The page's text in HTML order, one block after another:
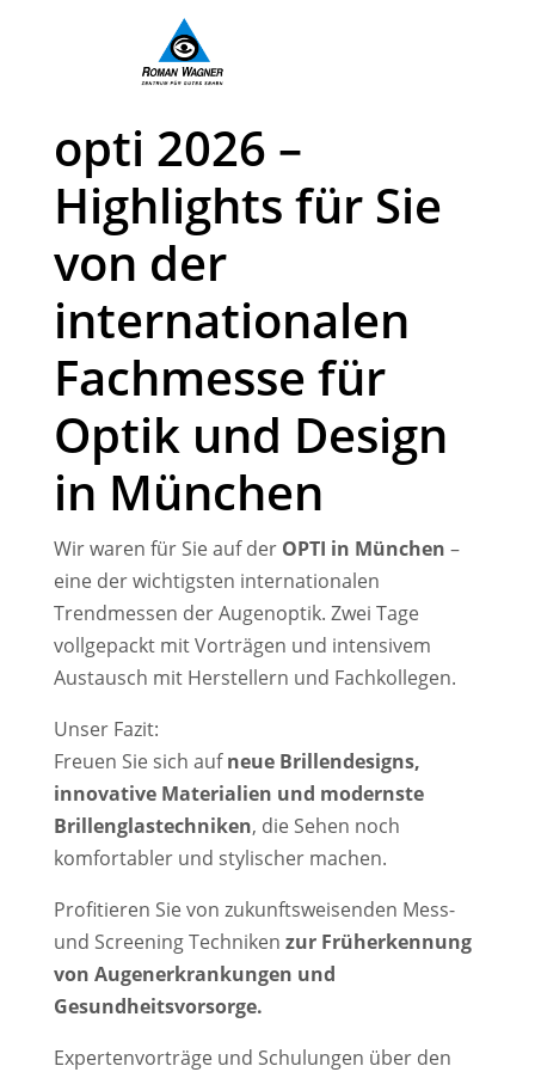
opti 2026 –
Highlights für Sie
von der
internationalen
Fachmesse für
Optik und Design
in München
Wir waren für Sie auf der OPTI in München –
eine der wichtigsten internationalen
Trendmessen der Augenoptik. Zwei Tage
vollgepackt mit Vorträgen und intensivem
Austausch mit Herstellern und Fachkollegen.
Unser Fazit:
Freuen Sie sich aufneue Brillendesigns,
innovative Materialien und modernste
Brillenglastechniken, die Sehen noch
komfortabler und stylischer machen.
Profitieren Sie von zukunftsweisenden Mess-
und Screening Techniken zur Früherkennung
von Augenerkrankungen und
Gesundheitsvorsorge.
Expertenvorträge und Schulungen über den